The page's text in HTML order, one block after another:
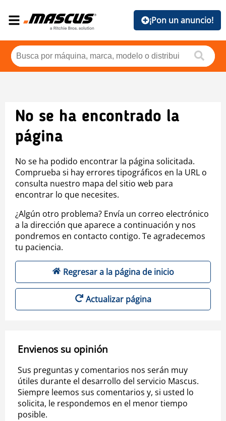
¡Pon un anuncio!
No se ha encontrado la
página
No se ha podido encontrar la página solicitada.
Comprueba si hay errores tipográficos en la URL o
consulta nuestro mapa del sitio web para
encontrar lo que necesites.
¿Algún otro problema? Envía un correo electrónico
a la dirección que aparece a continuación y nos
pondremos en contacto contigo. Te agradecemos
tu paciencia.
Regresar a la página de inicio
Actualizar página
Envienos su opinión
Sus preguntas y comentarios nos serán muy
útiles durante el desarrollo del servicio Mascus.
Siempre leemos sus comentarios y, si usted lo
solicita, le respondemos en el menor tiempo
posible.